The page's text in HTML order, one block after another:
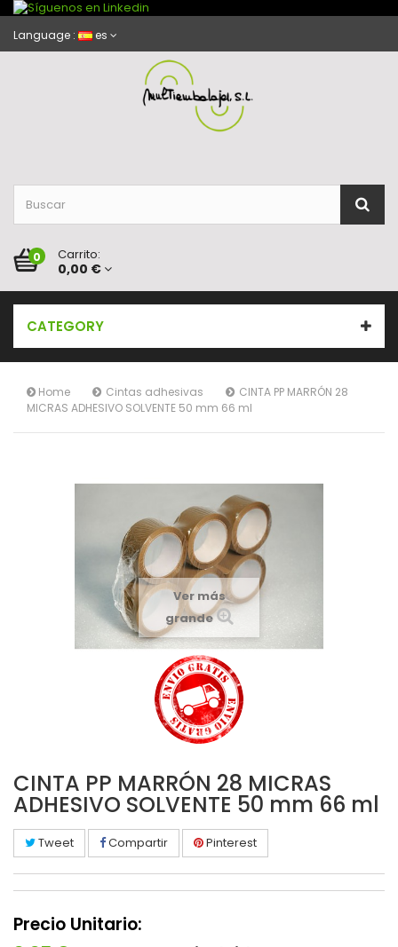
Language : es
0 Carrito:
0,00 €
CATEGORY
Home Cintas adhesivas
CINTA PP MARRÓN 28
MICRAS ADHESIVO SOLVENTE 50 mm 66 ml
Ver más
grande
CINTA PP MARRÓN 28 MICRAS
ADHESIVO SOLVENTE 50 mm 66 ml
Tweet Compartir Pinterest
Precio Unitario: